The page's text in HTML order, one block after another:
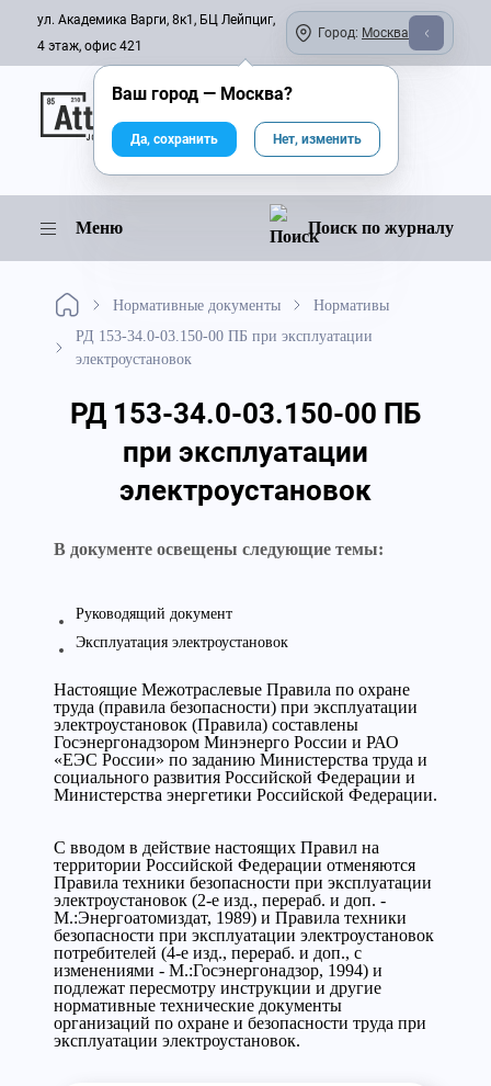
ул. Академика Варги, 8к1, БЦ Лейпциг,
4 этаж, офис 421
Город: Москва
Онлайн-журнал
Меню Поиск по журналу
Нормативные документы
Нормативы
РД 153-34.0-03.150-00 ПБ при эксплуатации
электроустановок
РД 153-34.0-03.150-00 ПБ
при эксплуатации
электроустановок
В документе освещены следующие темы:
Руководящий документ
Эксплуатация электроустановок
Настоящие Межотраслевые Правила по охране
труда (правила безопасности) при эксплуатации
электроустановок (Правила) составлены
Госэнергонадзором Минэнерго России и РАО
«ЕЭС России» по заданию Министерства труда и
социального развития Российской Федерации и
Министерства энергетики Российской Федерации.
С вводом в действие настоящих Правил на
территории Российской Федерации отменяются
Правила техники безопасности при эксплуатации
электроустановок (2-е изд., перераб. и доп. -
М.:Энергоатомиздат, 1989) и Правила техники
безопасности при эксплуатации электроустановок
потребителей (4-е изд., перераб. и доп., с
изменениями - М.:Госэнергонадзор, 1994) и
подлежат пересмотру инструкции и другие
нормативные технические документы
организаций по охране и безопасности труда при
эксплуатации электроустановок.
Ваш город — Москва?
Да, сохранить Нет, изменить